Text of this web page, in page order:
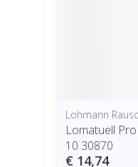
Lohmann
Lomatuell
10 30870
€ 14,74